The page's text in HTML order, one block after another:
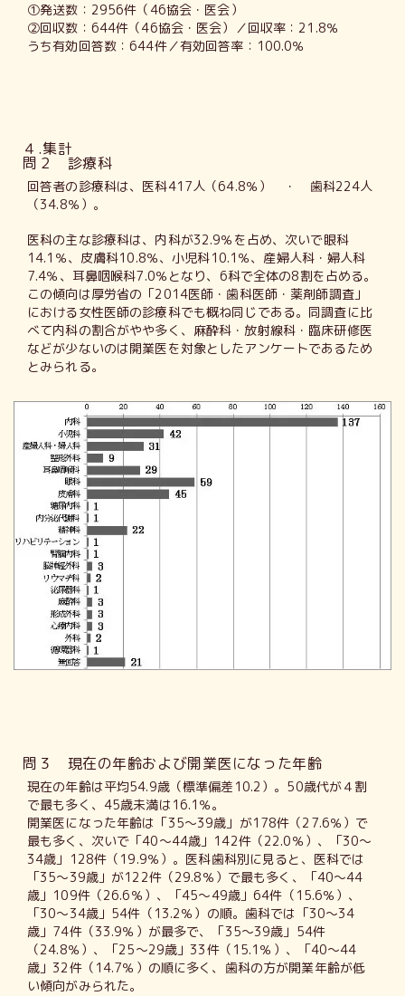
①発送数：2956件（46協会・医会）
②回収数：644件（46協会・医会）／回収率：21.8％
うち有効回答数：644件／有効回答率：100.0％
４.集計
問２ 診療科
回答者の診療科は、医科417人（64.8％） ・ 歯科224人
（34.8％）。
医科の主な診療科は、内科が32.9％を占め、次いで眼科
14.1％、皮膚科10.8％、小児科10.1％、産婦人科・婦人科
7.4％、耳鼻咽喉科7.0％となり、6科で全体の8割を占める。
この傾向は厚労省の「2014医師・歯科医師・薬剤師調査」
における女性医師の診療科でも概ね同じである。同調査に比
べて内科の割合がやや多く、麻酔科・放射線科・臨床研修医
などが少ないのは開業医を対象としたアンケートであるため
とみられる。
問３ 現在の年齢および開業医になった年齢
現在の年齢は平均54.9歳（標準偏差10.2）。50歳代が４割
で最も多く、45歳未満は16.1％。
開業医になった年齢は「35～39歳」が178件（27.6％）で
最も多く、次いで「40～44歳」142件（22.0％）、「30～
34歳」128件（19.9％）。医科歯科別に見ると、医科では
「35～39歳」が122件（29.8％）で最も多く、「40～44
歳」109件（26.6％）、「45～49歳」64件（15.6％）、
「30～34歳」54件（13.2％）の順。歯科では「30～34
歳」74件（33.9％）が最多で、「35～39歳」54件
（24.8％）、「25～29歳」33件（15.1％）、「40～44
歳」32件（14.7％）の順に多く、歯科の方が開業年齢が低
い傾向がみられた。